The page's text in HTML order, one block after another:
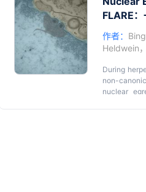
FLARE
作者：
Heldwein
During
non-
nuclear